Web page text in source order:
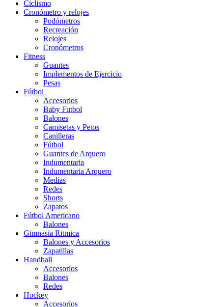
Ciclismo
Cronómetro y relojes
Podómetros
Recreación
Relojes
Cronómetros
Fitness
Guantes
Implementos de Ejercicio
Pesas
Fútbol
Accesorios
Baby Futbol
Balones
Camisetas y Petos
Canilleras
Fútbol
Guantes de Arquero
Indumentaria
Indumentaria Arquero
Medias
Redes
Shorts
Zapatos
Fútbol Americano
Balones
Gimnasia Ritmica
Balones y Accesorios
Zapatillas
Handball
Accesorios
Balones
Redes
Hockey
Accesorios